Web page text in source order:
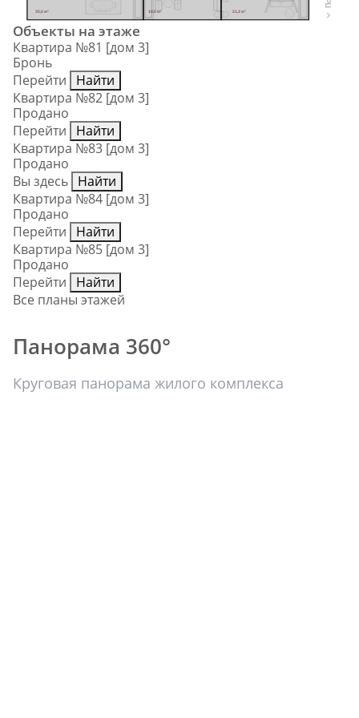
35,0 м² 18,8 м² 21,3 м²
Объекты на этаже
Квартира №81 [дом 3]
Бронь
Перейти
Найти
Квартира №82 [дом 3]
Продано
Перейти
Найти
Квартира №83 [дом 3]
Продано
Вы здесь Найти
Квартира №84 [дом 3]
Продано
Перейти
Найти
Квартира №85 [дом 3]
Продано
Перейти
Найти
Все планы этажей
Панорама 360°
Круговая панорама жилого комплекса